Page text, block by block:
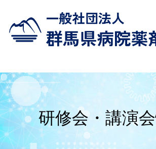
研修会・講演